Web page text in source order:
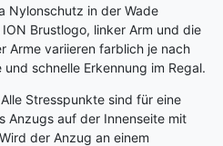
Nylonschutz in der Wade
Brustlogo, linker Arm und die
Arme variieren farblich je nach
schnelle Erkennung im Regal.
Stresspunkte sind für eine
Anzugs auf der Innenseite mit
der Anzug an einem